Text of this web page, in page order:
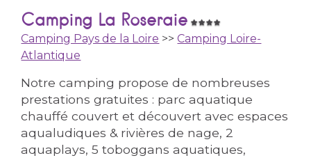
Camping La Roseraie
Camping Pays de la Loire >>Camping Loire-
Atlantique
Notre camping propose de nombreuses
prestations gratuites : parc aquatique
chauffé couvert et découvert avec espaces
aqualudiques & rivières de nage, 2
aquaplays, 5 toboggans aquatiques,